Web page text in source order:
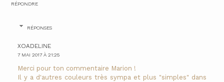
RÉPONDRE
RÉPONSES
XOADELINE
7 MAI 2017 À 21:25
Merci pour ton commentaire Marion !
Il y a d'autres couleurs très sympa et plus "simples" dans